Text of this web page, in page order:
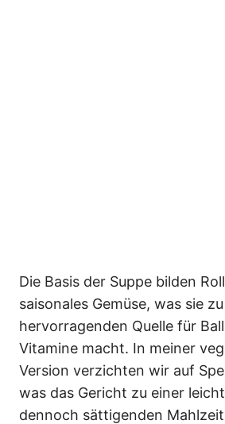
Die Basis der Suppe bilden
saisonales Gemüse, was sie
hervorragenden Quelle für
Vitamine macht. In meiner
Version verzichten wir auf
was das Gericht zu einer
dennoch sättigenden